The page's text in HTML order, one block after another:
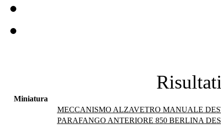
Miniatura
MECCANISMO ALZAVETRO MANUALE
PARAFANGO ANTERIORE 850 BERLINA